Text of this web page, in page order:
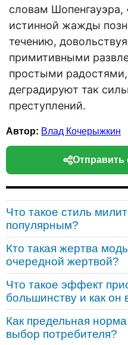
словам Шопенгауэра,
истинной жажды
течению,
примитивными
простыми
деградируют так
преступлений.
Автор: Влад Кочерыжкин
Отправить
Что такое стиль
популярным?
Кто такая жертва
очередной жертвой?
Что такое эффект
большинству и как он
Как предельная
выбор потребителя?